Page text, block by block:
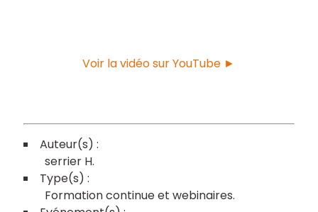
Voir la vidéo sur YouTube ►
serrier H
Formation continue et webinaires